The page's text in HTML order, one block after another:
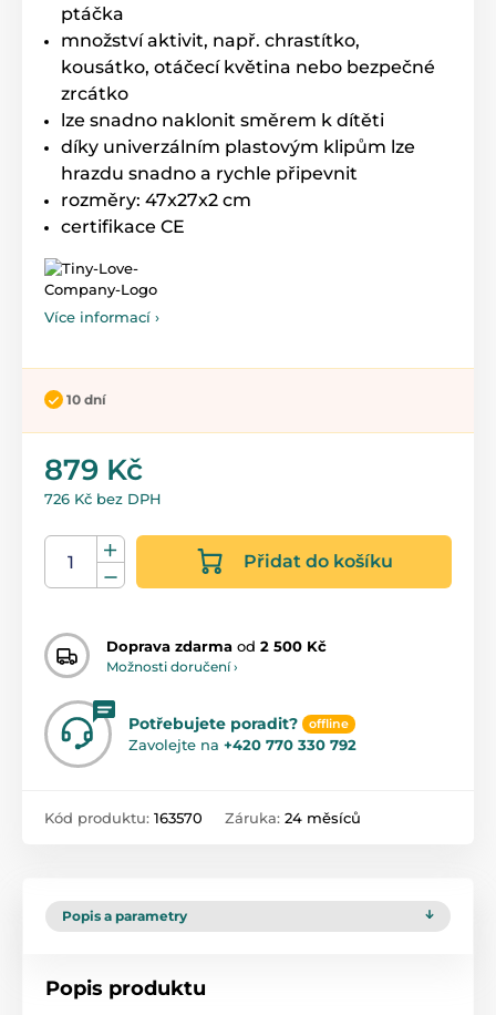
ptáčka
množství aktivit, např. chrastítko,
kousátko, otáčecí květina nebo bezpečné
zrcátko
lze snadno naklonit směrem k dítěti
díky univerzálním plastovým klipům lze
hrazdu snadno a rychle připevnit
rozměry: 47x27x2 cm
certifikace CE
Více informací ›
10 dní
879 Kč
726 Kč bez DPH
Přidat do košíku
Doprava zdarma od 2 500 Kč
Možnosti doručení ›
Potřebujete poradit? offline
Zavolejte na +420 770 330 792
Kód produktu: 163570 Záruka: 24 měsíců
Popis a parametry
Popis produktu